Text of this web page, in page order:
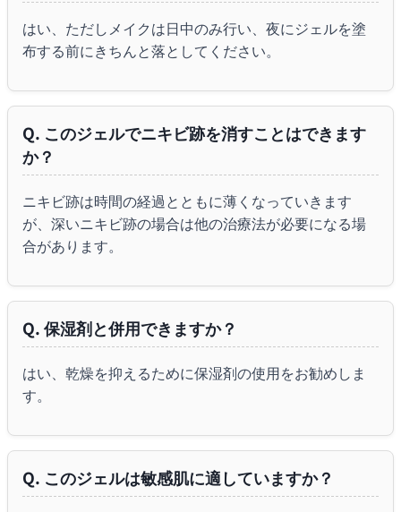
はい、ただしメイクは日中のみ行い、夜にジェルを塗
布する前にきちんと落としてください。
Q. このジェルでニキビ跡を消すことはできます
か？
ニキビ跡は時間の経過とともに薄くなっていきます
が、深いニキビ跡の場合は他の治療法が必要になる場
合があります。
Q. 保湿剤と併用できますか？
はい、乾燥を抑えるために保湿剤の使用をお勧めしま
す。
Q. このジェルは敏感肌に適していますか？